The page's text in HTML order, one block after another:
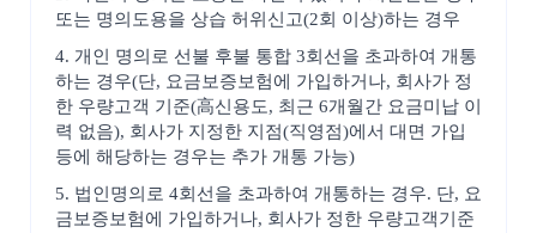
또는 명의도용을 상습 허위신고(2회 이상)하는 경우
4. 개인 명의로 선불 후불 통합 3회선을 초과하여 개통
하는 경우(단, 요금보증보험에 가입하거나, 회사가 정
한 우량고객 기준(高신용도, 최근 6개월간 요금미납 이
력 없음), 회사가 지정한 지점(직영점)에서 대면 가입
등에 해당하는 경우는 추가 개통 가능)
5. 법인명의로 4회선을 초과하여 개통하는 경우. 단, 요
금보증보험에 가입하거나, 회사가 정한 우량고객기준